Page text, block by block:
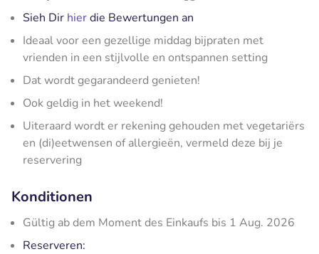
Sieh Dir hierdie Bewertungen an
Ideaal voor een gezellige middag bijpraten met
vrienden in een stijlvolle en ontspannen setting
Dat wordt gegarandeerd genieten!
Ook geldig in het weekend!
Uiteraard wordt er rekening gehouden met vegetariërs
en (di)eetwensen of allergieën, vermeld deze bij je
reservering
Konditionen
Gültig ab dem Moment des Einkaufs bis 1 Aug. 2026
Reserveren: